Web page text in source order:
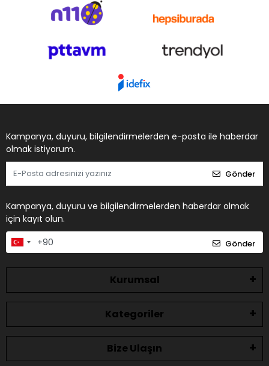
Kampanya, duyuru, bilgilendirmelerden e-posta ile haberdar
olmak istiyorum.
Gönder
Kampanya, duyuru ve bilgilendirmelerden haberdar olmak
için kayıt olun.
Gönder
Kurumsal
Kategoriler
Bize Ulaşın